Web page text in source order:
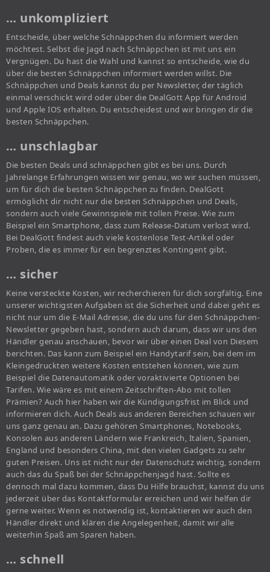
… unkompliziert
Entscheide, über welche Schnäppchen du informiert werden
möchtest. Selbst die Jagd nach Schnäppchen ist mit uns ein
Vergnügen. Du hast die Wahl und kannst so entscheide, wie du
über die besten Schnäppchen informiert werden willst. Die
Schnäppchen und Deals kannst du per Newsletter, der täglich
einmal verschickt wird oder über die DealGott App für Android
und Apple IOS erhalten. Du entscheidest und wir bringen dir die
besten Schnäppchen.
… unschlagbar
Die besten Deals und schnäppchen gibt es bei uns. Durch
Jahrelange Erfahrungen wissen wir genau, wo wir suchen müssen,
um für dich die besten Schnäppchen zu finden. DealGott
ermöglicht dir nicht nur die besten Schnäppchen und Deals,
sondern auch viele Gewinnspiele mit tollen Preise. Wie zum
Beispiel ein Smartphone, dass zum Release-Datum verlost wird.
Bei DealGott findest auch viele kostenlose Test-Artikel oder
Proben, die es immer für ein begrenztes Kontingent gibt.
… sicher
Keine versteckte Kosten, wir recherchieren für dich sorgfältig. Eine
unserer wichtigsten Aufgaben ist die Sicherheit und dabei geht es
nicht nur um die E-Mail Adresse, die du uns für den Schnäppchen-
Newsletter gegeben hast, sondern auch darum, dass wir uns den
Händler genau anschauen, bevor wir über einen Deal von Diesem
berichten. Das kann zum Beispiel ein Handytarif sein, bei dem im
Kleingedruckten weitere Kosten entstehen können, wie zum
Beispiel die Datenautomatik oder voraktivierte Optionen bei
Tarifen. Wie wäre es mit einem Zeitschriften-Abo mit tollen
Prämien? Auch hier haben wir die Kündigungsfrist im Blick und
informieren dich. Auch Deals aus anderen Bereichen schauen wir
uns ganz genau an. Dazu gehören Smartphones, Notebooks,
Konsolen aus anderen Ländern wie Frankreich, Italien, Spanien,
England und besonders China, mit den vielen Gadgets zu sehr
guten Preisen. Uns ist nicht nur der Datenschutz wichtig, sondern
auch das du Spaß bei der Schnäppchenjagd hast. Sollte es
dennoch mal dazu kommen, dass Du Hilfe brauchst, kannst du uns
jederzeit über das Kontaktformular erreichen und wir helfen dir
gerne weiter. Wenn es notwendig ist, kontaktieren wir auch den
Händler direkt und klären die Angelegenheit, damit wir alle
weiterhin Spaß am Sparen haben.
… schnell